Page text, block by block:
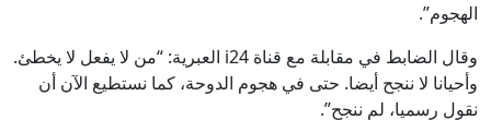
الهجوم”.
وقال الضابط في مقابلة مع قناة i24 العبرية: “من لا يفعل لا يخطئ.
وأحيانا لا ننجح أيضا. حتى في هجوم الدوحة، كما نستطيع الآن أن
نقول رسميا، لم ننجح”.